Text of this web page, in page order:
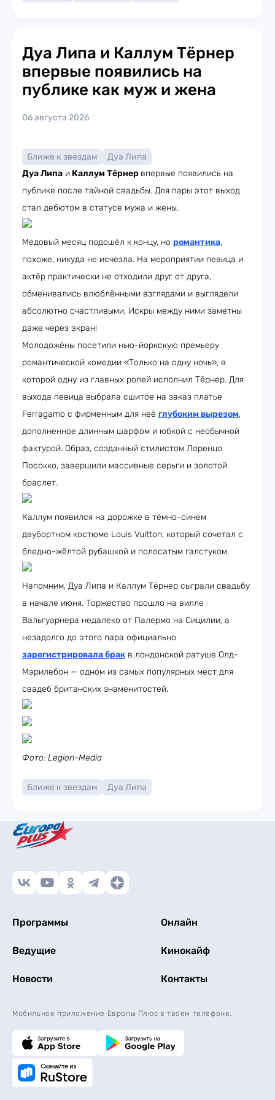
Дуа Липа и Каллум Тёрнер
впервые появились на
публике как муж и жена
06 августа 2026
Ближе к звездам
Дуа Липа
Дуа Липа и Каллум Тёрнер впервые появились на
публике после тайной свадьбы. Для пары этот выход
стал дебютом в статусе мужа и жены.
Медовый месяц подошёл к концу, но романтика,
похоже, никуда не исчезла. На мероприятии певица и
актёр практически не отходили друг от друга,
обменивались влюблёнными взглядами и выглядели
абсолютно счастливыми. Искры между ними заметны
даже через экран!
Молодожёны посетили нью-йоркскую премьеру
романтической комедии «Только на одну ночь», в
которой одну из главных ролей исполнил Тёрнер. Для
выхода певица выбрала сшитое на заказ платье
Ferragamo с фирменным для неё глубоким вырезом,
дополненное длинным шарфом и юбкой с необычной
фактурой. Образ, созданный стилистом Лоренцо
Посокко, завершили массивные серьги и золотой
браслет.
Каллум появился на дорожке в тёмно-синем
двубортном костюме Louis Vuitton, который сочетал с
бледно-жёлтой рубашкой и полосатым галстуком.
Напомним, Дуа Липа и Каллум Тёрнер сыграли свадьбу
в начале июня. Торжество прошло на вилле
Вальгуарнера недалеко от Палермо на Сицилии, а
незадолго до этого пара официально
зарегистрировала брак в лондонской ратуше Олд-
Мэрилебон — одном из самых популярных мест для
свадеб британских знаменитостей.
Фото: Legion-Media
Ближе к звездам Дуа Липа
Программы Онлайн
Ведущие Кинокайф
Новости Контакты
Мобильное приложение Европы Плюс в твоем телефоне.